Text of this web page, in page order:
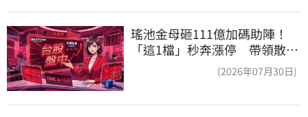
瑤池金母砸111億加碼助陣！
「這1檔」秒奔漲停 帶領散熱
(2026年07月30日)